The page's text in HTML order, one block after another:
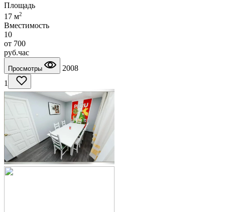
Площадь
17 м2
Вместимость
10
от 700
руб.час
Просмотры
2008
1